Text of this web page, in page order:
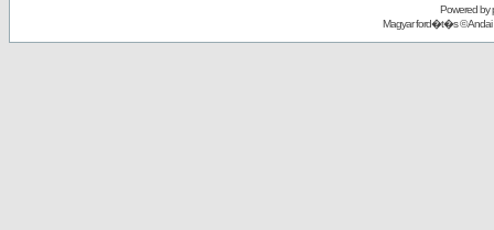
Powered by
Magyar ford�t�s ©Andai